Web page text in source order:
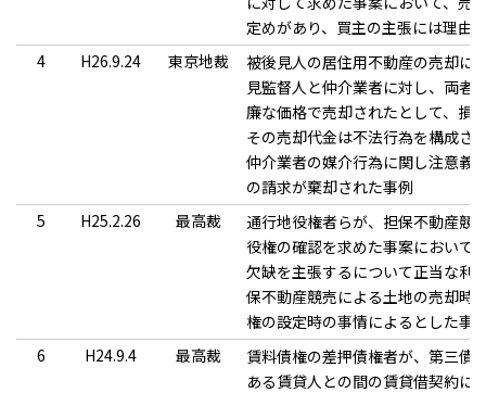
定めがあり、買主の主張には理由
4
H26.9.24 東京地裁
被後見人の居住用不動産の売却に
見監督人と仲介業者に対し、両者
廉な価格で売却されたとして、損
その売却代金は不法行為を構成さ
仲介業者の媒介行為に関し注意義
の請求が棄却された事例
5
H25.2.26 最高裁
通行地役権者らが、担保不動産競
役権の確認を求めた事案において
欠缺を主張するについて正当な利
保不動産競売による土地の売却時
権の設定時の事情によるとした事
6
H24.9.4 最高裁
賃料債権の差押債権者が、第三債
ある賃貸人との間の賃貸借契約に